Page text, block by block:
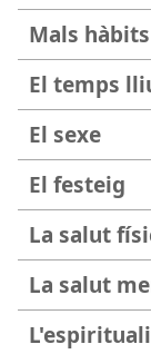
Mals hàbits
El temps
El sexe
El festeig
La salut
La salut